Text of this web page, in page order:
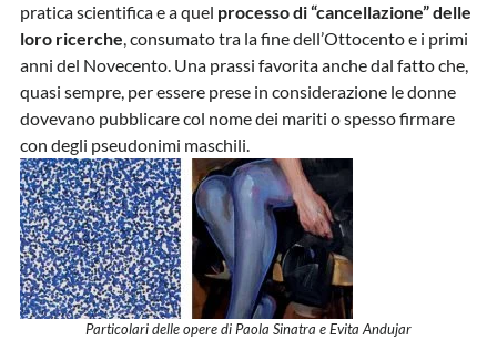
pratica scientifica e a quel processo di “cancellazione” delle
loro ricerche, consumato tra la fine dell’Ottocento e i primi
anni del Novecento. Una prassi favorita anche dal fatto che,
quasi sempre, per essere prese in considerazione le donne
dovevano pubblicare col nome dei mariti o spesso firmare
con degli pseudonimi maschili.
Particolari delle opere di Paola Sinatra e Evita Andujar